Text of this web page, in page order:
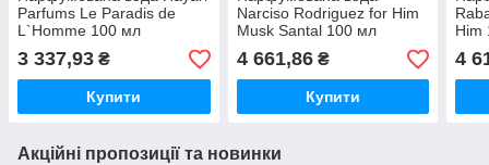
Parfums Le Paradis de
L`Homme 100 мл
3 337,93 ₴
Купити
Narciso Rodriguez for Him
Musk Santal 100 мл
4 661,86₴
Купити
Him
4
Акційні пропозиції та новинки